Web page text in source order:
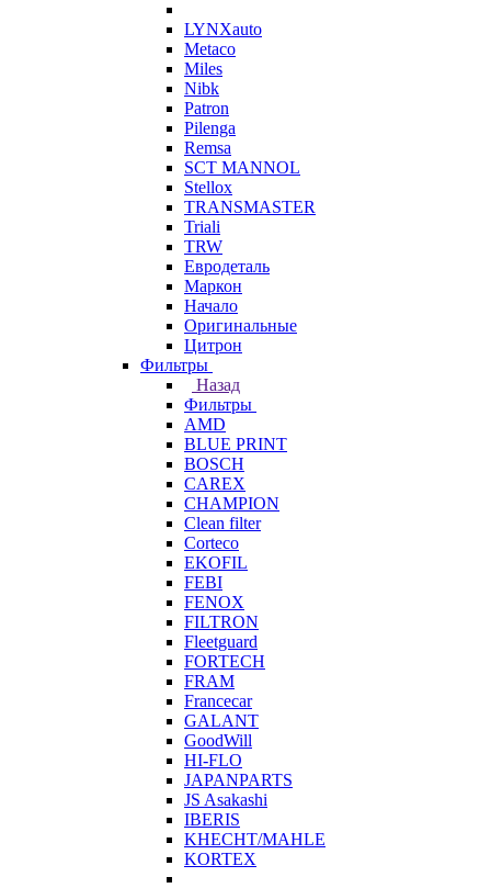
LYNXauto
Metaco
Miles
Nibk
Patron
Pilenga
Remsa
SCT MANNOL
Stellox
TRANSMASTER
Triali
TRW
Евродеталь
Маркон
Начало
Оригинальные
Цитрон
Фильтры
Назад
Фильтры
AMD
BLUE PRINT
BOSCH
CAREX
CHAMPION
Clean filter
Corteco
EKOFIL
FEBI
FENOX
FILTRON
Fleetguard
FORTECH
FRAM
Francecar
GALANT
GoodWill
HI-FLO
JAPANPARTS
JS Asakashi
IBERIS
KHECHT/MAHLE
KORTEX